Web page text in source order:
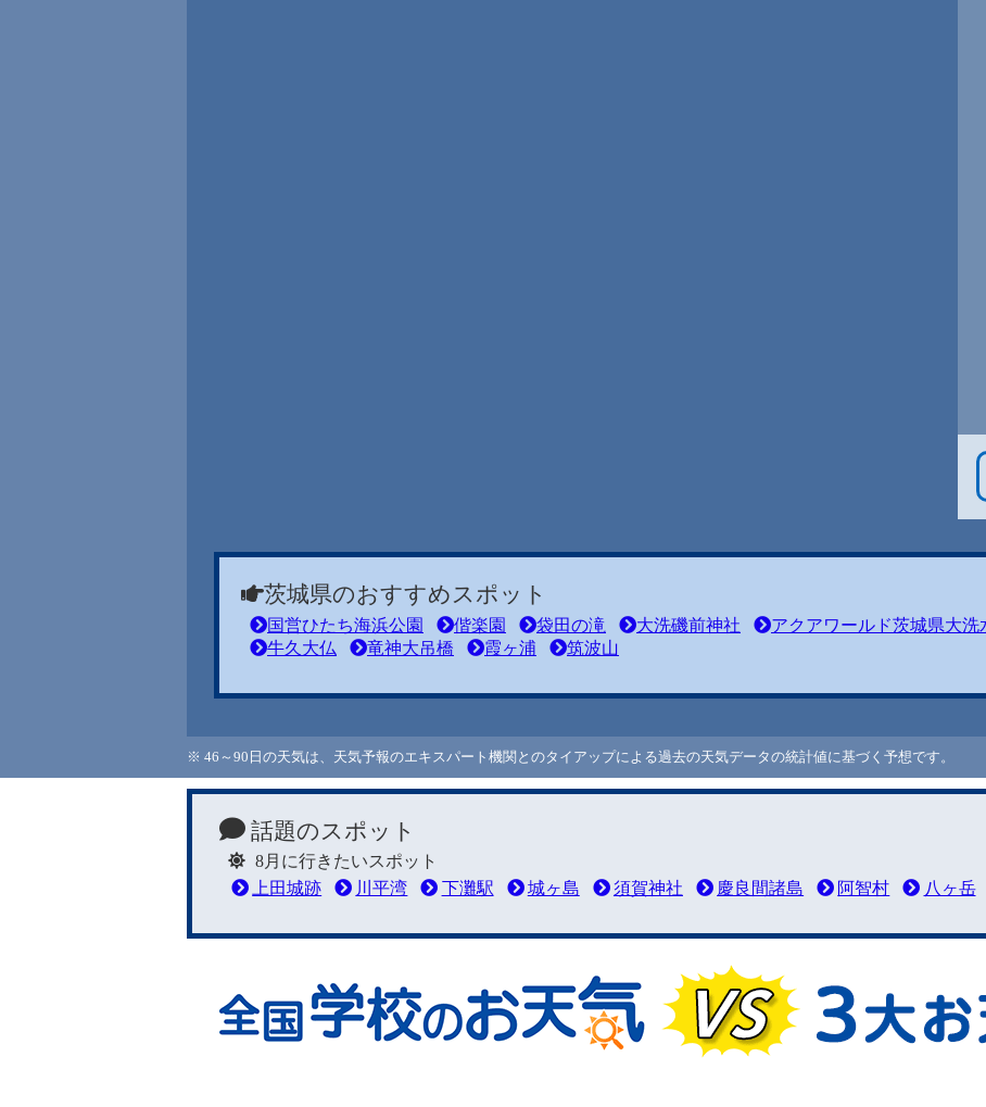
茨城県のおすすめスポット
国営ひたち海浜公園 偕楽園 袋田の滝 大洗磯前神社 アクアワールド茨城県大洗
牛久大仏
竜神大吊橋 霞ヶ浦 筑波山
※ 46～90日の天気は、天気予報のエキスパート機関とのタイアップによる過去の天気データの統計値に基づく予想です。
話題のスポット
8月に行きたいスポット
上田城跡
川平湾 下灘駅 城ヶ島 須賀神社 慶良間諸島 阿智村 八ヶ岳